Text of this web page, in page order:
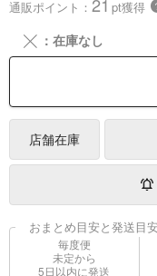
通販ポイント： pt獲得
╳ ：在庫なし
店舗在庫
おまとめ目安と発送目安
毎度便
未定から
5日以内に発送